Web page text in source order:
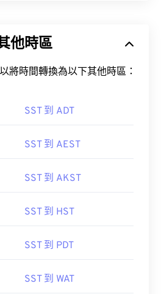
他時區
將時間轉換為以下其他時區：
SST 到 ADT
SST 到 AEST
SST 到 AKST
SST 到 HST
SST 到 PDT
SST 到 WAT